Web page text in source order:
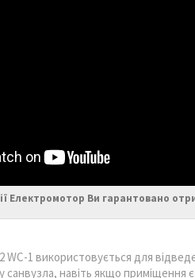
Електромотор Ви гарантовано
WC-1 використовується для
навіть якщо приміщення є